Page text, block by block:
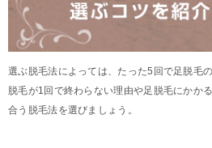
選ぶ脱毛法によっては、たった5回で足脱毛
脱毛が1回で終わらない理由や足脱毛にかか
合う脱毛法を選びましょう。